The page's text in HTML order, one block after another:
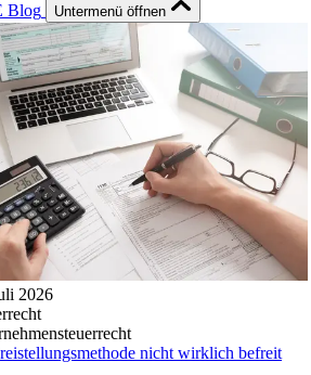
Blog Untermenü öffnen
2026
nicht wirklich befreit